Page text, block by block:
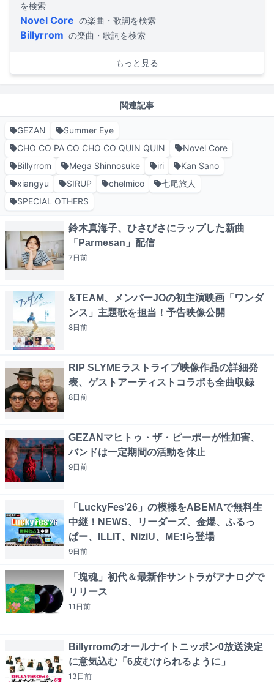
を検索
Novel Core の楽曲・歌詞を検索
Billyrrom の楽曲・歌詞を検索
もっと見る
関連記事
GEZAN
Summer Eye
CHO CO PA CO CHO CO QUIN QUIN
Novel Core
Billyrrom
Mega Shinnosuke iri
Kan Sano
xiangyu
SIRUP chelmico
七尾旅人
SPECIAL OTHERS
鈴木真海子、ひさびさにラップした新曲
「Parmesan」配信
7日前
&TEAM、メンバーJOの初主演映画「ワンダ
ンス」主題歌を担当！予告映像公開
8日前
RIP SLYMEラストライブ映像作品の詳細発
表、ゲストアーティストコラボも全曲収録
8日前
GEZANマヒトゥ・ザ・ピーポーが性加害、
バンドは一定期間の活動を休止
9日前
「LuckyFes'26」の模様をABEMAで無料生
中継！NEWS、リーダーズ、金爆、ふるっ
ぱー、ILLIT、NiziU、ME:Iら登場
9日前
「塊魂」初代＆最新作サントラがアナログで
リリース
11日前
Billyrromのオールナイトニッポン0放送決定
に意気込む「6皮むけられるように」
13日前